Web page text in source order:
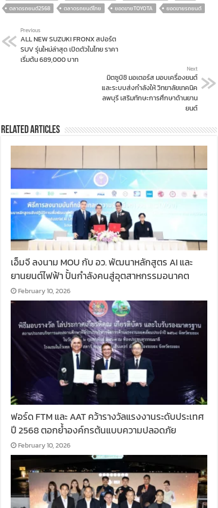
ตลาดรถยนต์2568
ตลาดรถยนต์ไทย ยอดขายTOYOTA ยอดขายรถยนต์
Previous
ALL NEW SUZUKI FRONX สปอร์ต
SUV รุ่นใหม่ล่าสุด เปิดตัวในไทย ราคา
เริ่มต้น 689,000 บาท
Next
มิตซูบิชิ มอเตอร์ส มอบเครื่องยนต์
และระบบส่งกำลังให้ วิทยาลัยเทคนิค
ลพบุรี เสริมทักษะการศึกษาด้านยาน
ยนต์
Related Articles
เอ็มจี ลงนาม MOU กับ อว. พัฒนาหลักสูตร AI และ
ยานยนต์ไฟฟ้า ปั้นกำลังคนสู่อุตสาหกรรมอนาคต
February 10, 2026
ฟอร์ด FTM และ AAT คว้ารางวัลแรงงานระดับประเทศ
ปี 2568 ตอกย้ำองค์กรต้นแบบความปลอดภัย
February 10, 2026